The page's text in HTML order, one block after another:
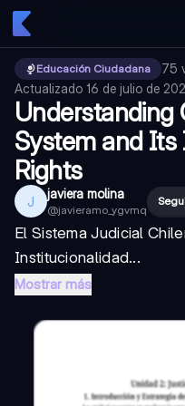
Educación Ciudadana 75
Actualizado 16 de julio de
Understanding
System and
Rights
J javiera molina
@javieramo_ygvmq
El Sistema Judicial
Institucionalidad...
Mostrar más